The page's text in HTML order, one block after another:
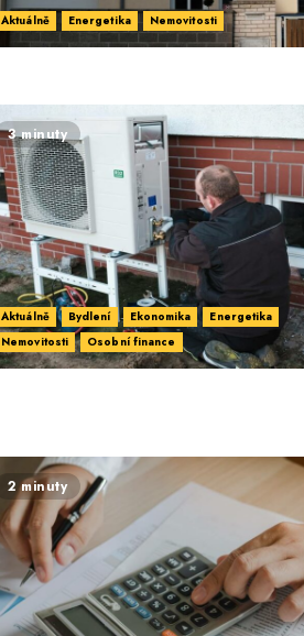
Aktuálně Energetika Nemovitosti
3 minuty
Aktuálně Bydlení Ekonomika
Energetika
Nemovitosti
Osobní finance
2 minuty